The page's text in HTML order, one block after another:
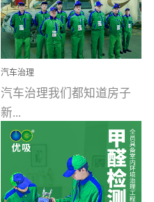
毒的功效，杀菌率
99.99%。相对于传统消毒
液来说，无...
汽车治理
汽车治理我们都知道房子
新...
装修完会有甲醛，其实汽
车的甲醛超标问题更为严